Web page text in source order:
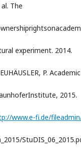
The
experiment. 2014.
P.
2015.
www.e-fi.de/